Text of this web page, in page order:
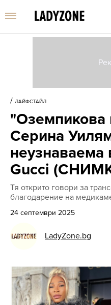
/ ЛАЙФСТАЙЛ
"Оземпикова
Серина
неузнаваема
Gucci
Тя открито говори за
благодарение на
24 септември 2025
LadyZone.bg